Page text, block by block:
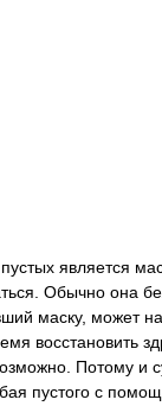
является
Обычно она
маску, может на
восстановить
Потому и
пустого с